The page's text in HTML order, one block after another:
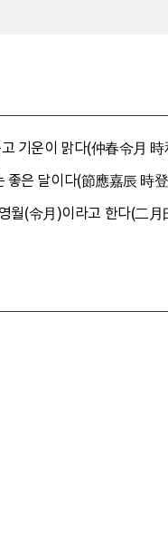
기운이 맑다(仲春令月
은 달이다(節應嘉辰 時
월(令月)이라고 한다(二